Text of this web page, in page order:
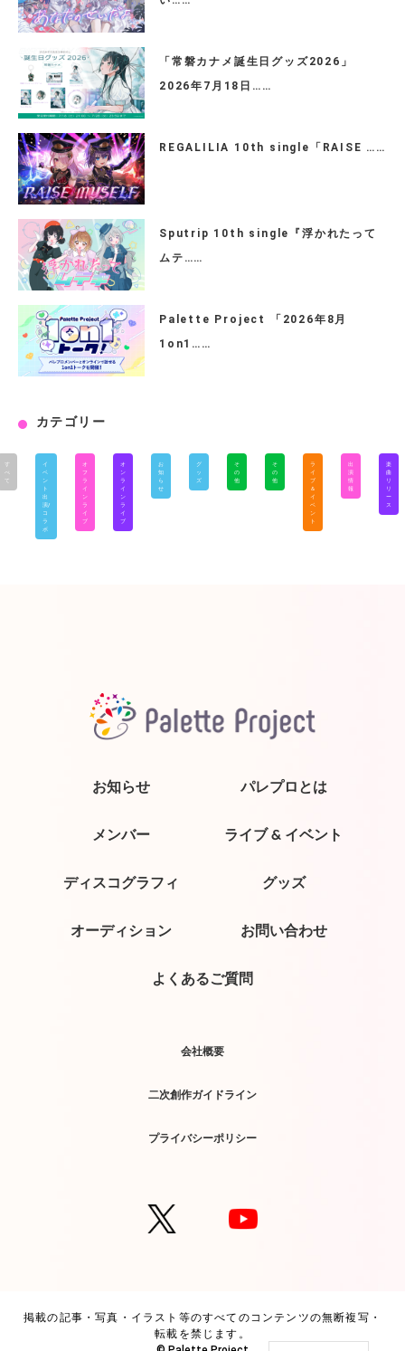
「常磐カナメ誕生日グッズ2026」
2026年7月18日……
REGALILIA 10th single「RAISE ……
Sputrip 10th single『浮かれたって
ムテ……
Palette Project 「2026年8月
1on1……
カテゴリー
す
べ
て
イ
ベ
ン
ト
出
演/
コ
ラ
ボ
オ
フ
ラ
イ
ン
ラ
イ
ブ
オ
ン
ラ
イ
ン
ラ
イ
ブ
お
知
ら
せ
グ
ッ
ズ
そ
の
他
そ
の
他
ラ
イ
ブ
＆
イ
ベ
ン
ト
出
演
情
報
楽
曲
リ
リ
ー
ス
お知らせ パレプロとは
メンバー ライブ & イベント
ディスコグラフィ グッズ
オーディション お問い合わせ
よくあるご質問
会社概要
二次創作ガイドライン
プライバシーポリシー
掲載の記事・写真・イラスト等のすべてのコンテンツの無断複写・
転載を禁じます。